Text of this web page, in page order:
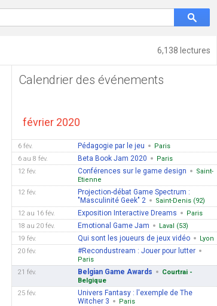
6,138 lectures
Calendrier des événements
février 2020
6 fév. Pédagogie par le jeu
Paris
6 au 8 fév.
Beta Book Jam 2020
Paris
12 fév.
Conférences sur le game design
Saint-
Etienne
12 fév.
Projection-débat Game Spectrum :
"Masculinité Geek" 2
Saint-Denis (92)
12 au 16 fév.
Exposition Interactive Dreams
Paris
18 au 20 fév.
Emotional Game Jam
Laval (53)
19 fév.
Qui sont les joueurs de jeux vidéo
Lyon
20 fév.
#Recondustream : Jouer pour lutter
Paris
21 fév.
Belgian Game Awards
Courtrai -
Belgique
25 fév.
Univers Fantasy : l'exemple de The
Witcher 3
Paris